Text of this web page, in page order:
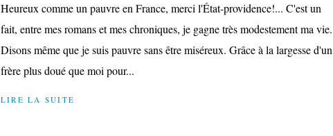
Heureux comme un pauvre en France, merci l'État-providence!... C'est un
fait, entre mes romans et mes chroniques, je gagne très modestement ma vie.
Disons même que je suis pauvre sans être miséreux. Grâce à la largesse d'un
frère plus doué que moi pour...
LIRE LA SUITE